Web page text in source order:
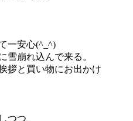
一安心(^_^)
雪崩れ込んで来る。
拶と買い物にお出かけ
つつ、